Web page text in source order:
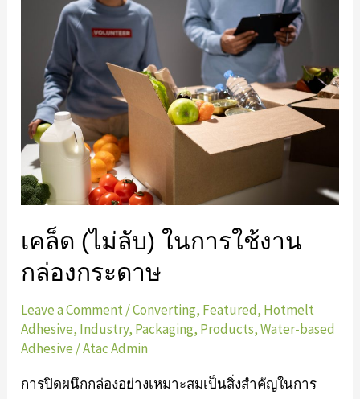
เคล็ด (ไม่ลับ) ในการใช้งาน
กล่องกระดาษ
Leave a Comment/Converting, Featured, Hotmelt
Adhesive, Industry, Packaging, Products,Water-based
Adhesive /Atac Admin
การปิดผนึกกล่องอย่างเหมาะสมเป็นสิ่งสำคัญในการ
การ
ใช้
งาน
กล่อง
กระดาษ